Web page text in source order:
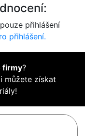
přihlášení
přihlášení.
firmy?
můžete získat